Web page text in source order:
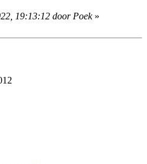
19:13:12 door Poek»